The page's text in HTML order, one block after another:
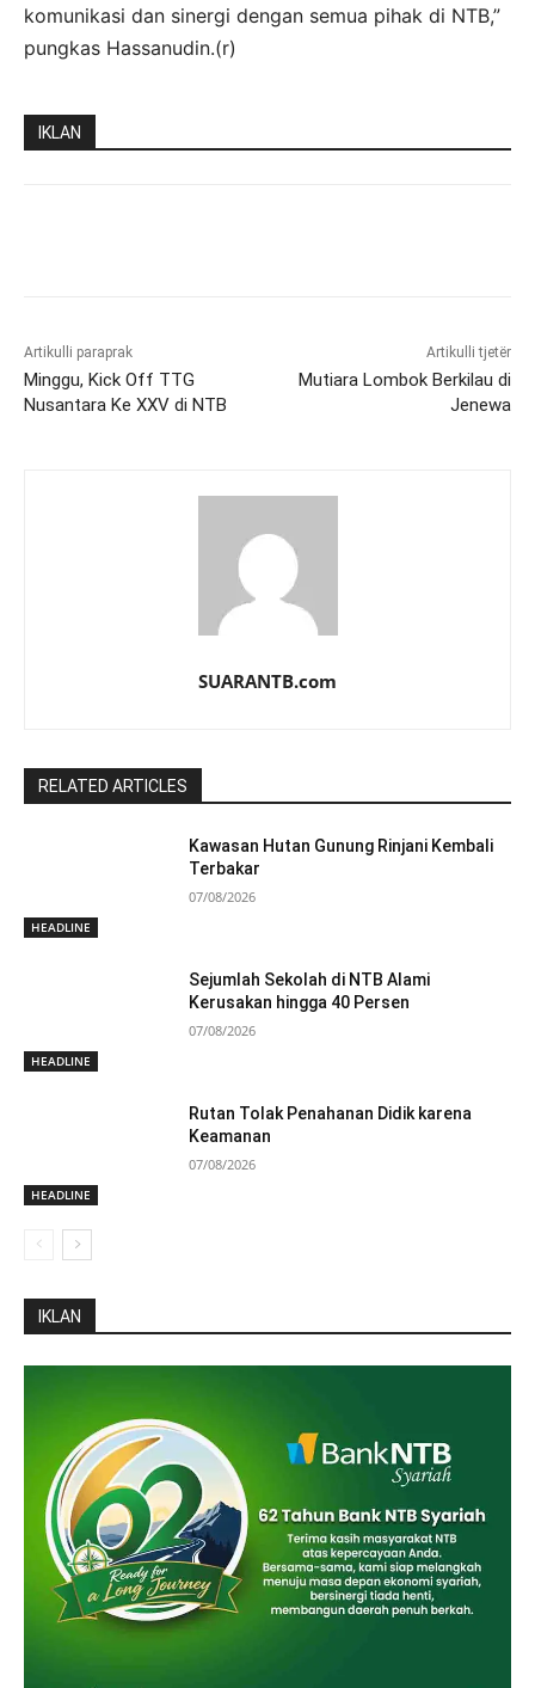
komunikasi dan sinergi dengan semua pihak di NTB,”
pungkas Hassanudin.(r)
IKLAN
Artikulli paraprak
Minggu, Kick Off TTG
Nusantara Ke XXV di NTB
Artikulli tjetër
Mutiara Lombok Berkilau di
Jenewa
SUARANTB.com
RELATED ARTICLES
HEADLINE
Kawasan Hutan Gunung Rinjani Kembali
Terbakar
07/08/2026
HEADLINE
Sejumlah Sekolah di NTB Alami
Kerusakan hingga 40 Persen
07/08/2026
HEADLINE
Rutan Tolak Penahanan Didik karena
Keamanan
07/08/2026
IKLAN